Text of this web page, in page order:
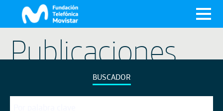
Publicaciones
BUSCADOR